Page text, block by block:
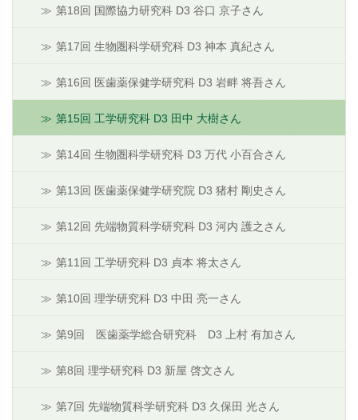
第18回 国際協力研究科 D3 谷口 京子さん
第17回 生物圏科学研究科 D3 神本 真紀さん
第16回 医歯薬保健学研究科 D3 岩畔 将吾さん
第15回 工学研究科 D3 田中 大樹さん
第14回 生物圏科学研究科 D3 万代 小百合さん
第13回 医歯薬保健学研究院 D3 猪村 剛史さん
第12回 先端物質科学研究科 D3 河内 護之さん
第11回 工学研究科 D3 貞本 将太さん
第10回 理学研究科 D3 中田 亮一さん
第9回 医歯薬学総合研究科 D3 上村 有加さん
第8回 理学研究科 D3 新屋 啓文さん
第7回 先端物質科学研究科 D3 久保田 光さん